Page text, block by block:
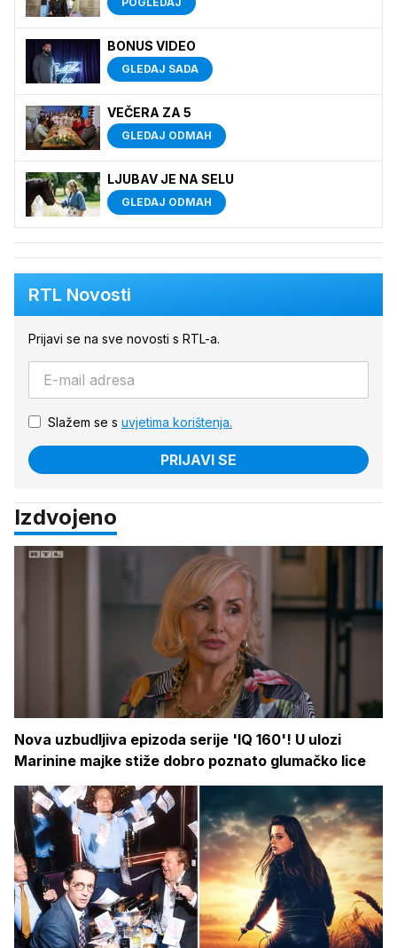
BONUS VIDEO
GLEDAJ SADA
VEČERA ZA 5
GLEDAJ ODMAH
LJUBAV JE NA SELU
GLEDAJ ODMAH
RTL Novosti
Prijavi se na sve novosti s RTL-a.
Slažem se s uvjetima korištenja.
PRIJAVI SE
Izdvojeno
Nova uzbudljiva epizoda serije 'IQ 160'! U ulozi
Marinine majke stiže dobro poznato glumačko lice